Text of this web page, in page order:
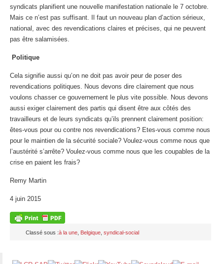
syndicats planifient une nouvelle manifestation nationale le 7 octobre.
Mais ce n’est pas suffisant. Il faut un nouveau plan d’action sérieux,
national, avec des revendications claires et précises, qui ne peuvent
pas être salamisées.
Politique
Cela signifie aussi qu’on ne doit pas avoir peur de poser des
revendications politiques. Nous devons dire clairement que nous
voulons chasser ce gouvernement le plus vite possible. Nous devons
aussi exiger clairement des partis qui disent être aux côtés des
travailleurs et de leurs syndicats qu’ils prennent clairement position:
êtes-vous pour ou contre nos revendications? Etes-vous comme nous
pour le maintien de la sécurité sociale? Voulez-vous comme nous que
l’austérité s’arrête? Voulez-vous comme nous que les coupables de la
crise en paient les frais?
Remy Martin
4 juin 2015
Classé sous :à la une Belgique syndical-social